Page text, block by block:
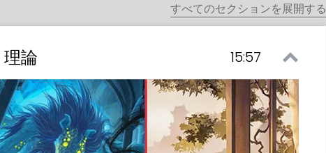
すべてのセクションを展開する
論 15:57